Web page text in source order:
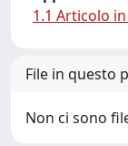
1.1 Articolo
File in questo
Non ci sono